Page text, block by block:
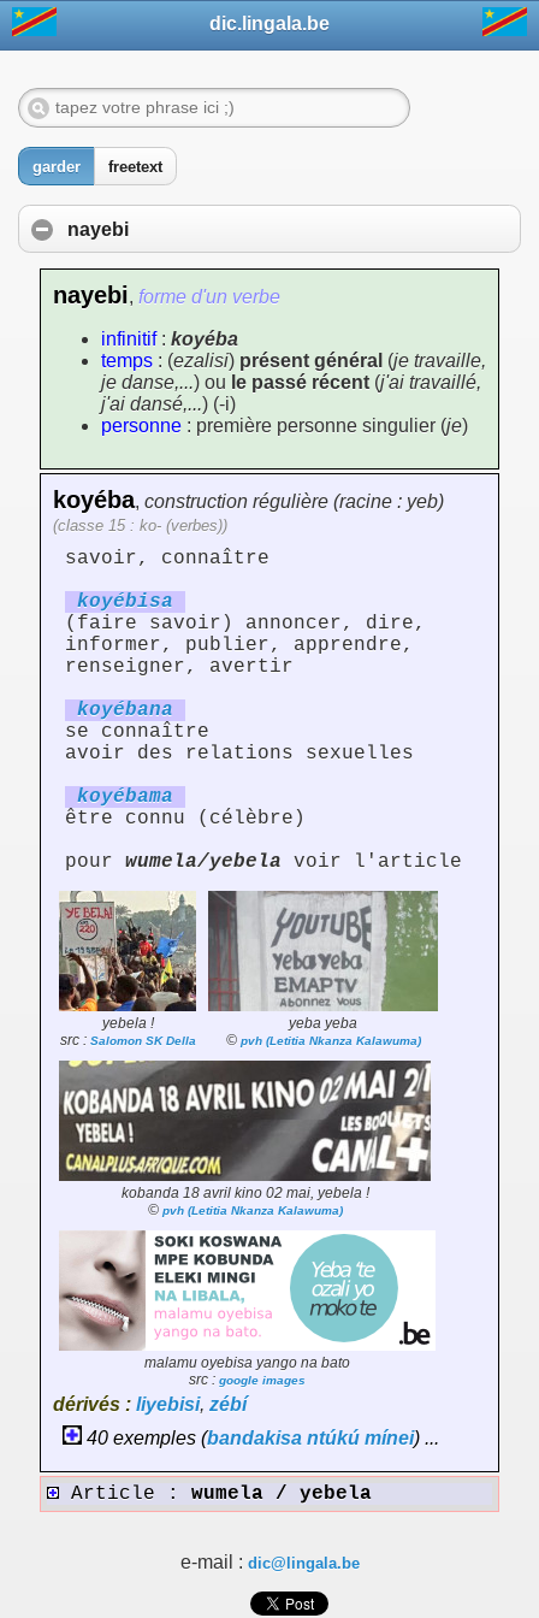
dic.lingala.be
garder freetext
nayebi
nayebi, forme d'un verbe
infinitif: koyéba
temps : (ezalisi) présent général (je travaille,
je danse,...) ou le passé récent (j'ai travaillé,
j'ai dansé,...) (-i)
personne : première personne singulier (je)
koyéba, construction régulière (racine : yeb)
(classe 15 : ko- (verbes))
savoir, connaître
koyébisa
(faire savoir) annoncer, dire,
informer, publier, apprendre,
renseigner, avertir
koyébana
se connaître
avoir des relations sexuelles
koyébama
être connu (célèbre)
pour wumela/yebela voir l'article
yebela !
src : Salomon SK Della
yeba yeba
© pvh (Letitia Nkanza Kalawuma)
kobanda 18 avril kino 02 mai, yebela !
© pvh (Letitia Nkanza Kalawuma)
malamu oyebisa yango na bato
src : google images
dérivés : liyebisi, zébí
40 exemples (bandakisa ntúkú mínei) ...
Article : wumela / yebela
e-mail : dic@lingala.be